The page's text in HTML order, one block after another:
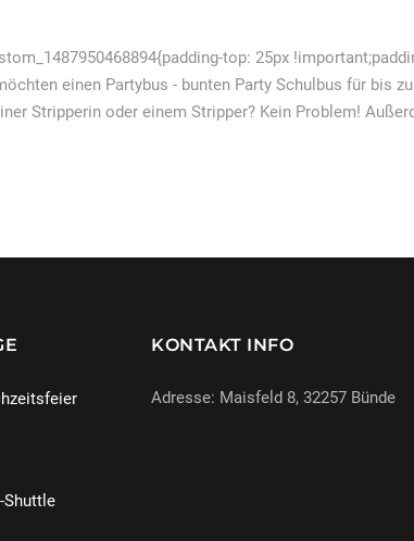
top: 25px
einen Partybus - bunten Party Schulbus für bis
Stripperin oder einem Stripper? Kein Problem!
KONTAKT INFO
Adresse: Maisfeld 8, 32257 Bünde